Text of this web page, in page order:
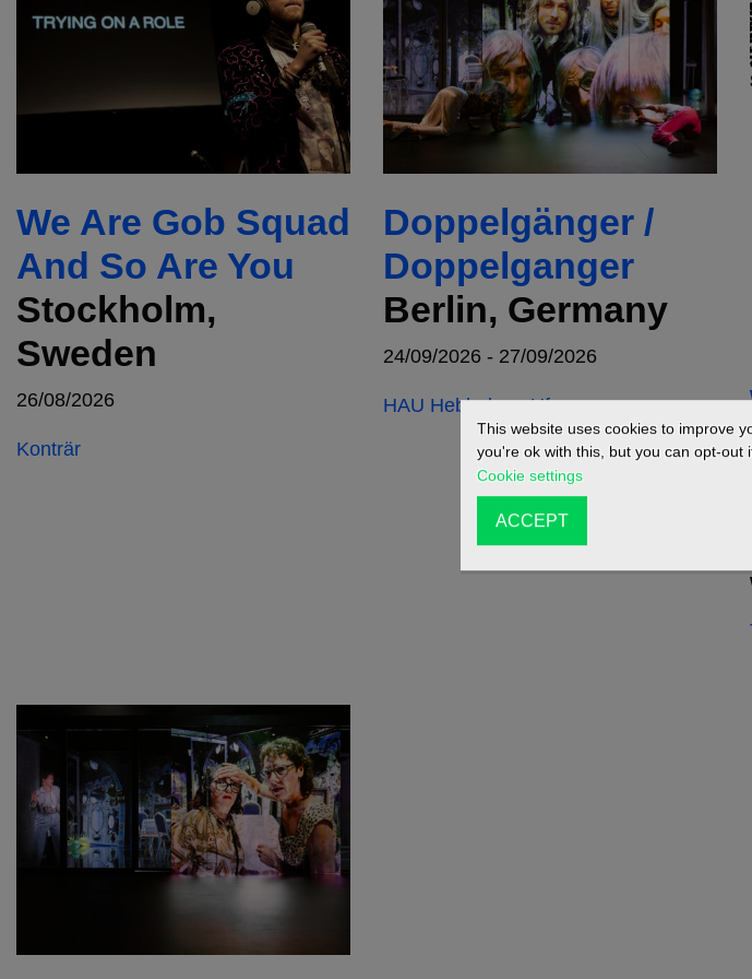
We Are Gob Squad
And So Are You
Stockholm,
Sweden
26/08/2026
Konträr
Doppelgänger /
Doppelganger
Berlin, Germany
24/09/2026 - 27/09/2026
HAU Hebbel am Ufer
This website uses cookies to improve
you're ok with this, but you can opt-out
Cookie settings
ACCEPT